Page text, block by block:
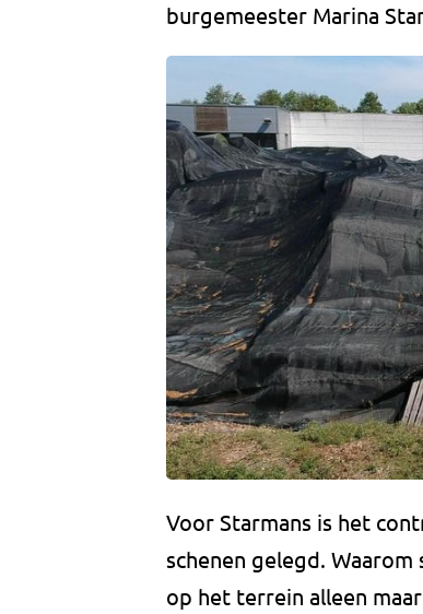
burgemeester Marina
Voor Starmans is het
schenen gelegd.
op het terrein alleen